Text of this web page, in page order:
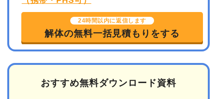
24時間以内に返信します
解体の無料一括見積もりをする
おすすめ無料ダウンロード資料